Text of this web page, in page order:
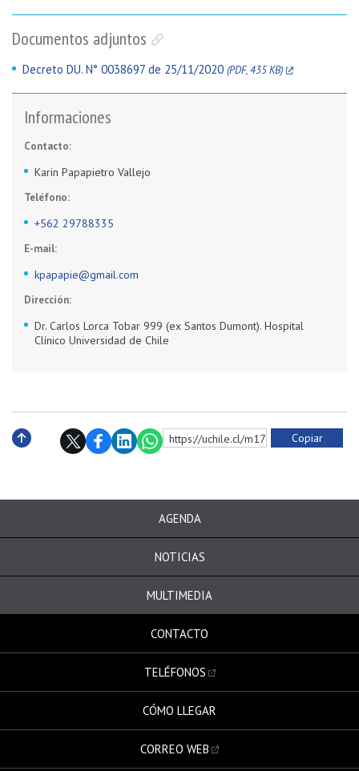
Documentos adjuntos
Decreto DU. N° 0038697 de 25/11/2020 (PDF, 435 KB)
Informaciones
Contacto:
Karin Papapietro Vallejo
Teléfono:
+562 29788335
E-mail:
kpapapie@gmail.com
Dirección:
Dr. Carlos Lorca Tobar 999 (ex Santos Dumont). Hospital
Clínico Universidad de Chile
https://uchile.cl/m172214 Copiar
AGENDA
NOTICIAS
MULTIMEDIA
CONTACTO
TELÉFONOS
CÓMO LLEGAR
CORREO WEB